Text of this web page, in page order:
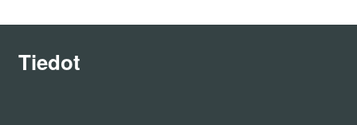
tehdä
Tiedot